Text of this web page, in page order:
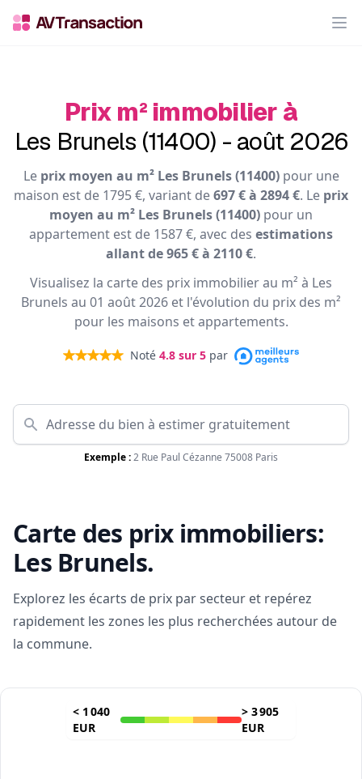
Prix m² immobilier à
Les Brunels (11400) - août 2026
Le prix moyen au m² Les Brunels (11400)pour une
maison est de 1795 €, variant de697 € à 2894 €. Le prix
moyen au m² Les Brunels (11400) pour un
appartement est de 1587 €, avec des estimations
allant de 965 € à 2110 €.
Visualisez la carte des prix immobilier au m² à Les
Brunels au 01 août 2026 et l'évolution du prix des m²
pour les maisons et appartements.
Noté 4.8 sur 5 par
Exemple :2 Rue Paul Cézanne 75008 Paris
Carte des prix immobiliers:
Les Brunels.
Explorez les écarts de prix par secteur et repérez
rapidement les zones les plus recherchées autour de
la commune.
< 1 040
EUR
> 3 905
EUR